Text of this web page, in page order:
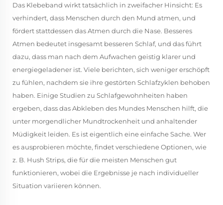
Das Klebeband wirkt tatsächlich in zweifacher Hinsicht: Es
verhindert, dass Menschen durch den Mund atmen, und
fördert stattdessen das Atmen durch die Nase. Besseres
Atmen bedeutet insgesamt besseren Schlaf, und das führt
dazu, dass man nach dem Aufwachen geistig klarer und
energiegeladener ist. Viele berichten, sich weniger erschöpft
zu fühlen, nachdem sie ihre gestörten Schlafzyklen behoben
haben. Einige Studien zu Schlafgewohnheiten haben
ergeben, dass das Abkleben des Mundes Menschen hilft, die
unter morgendlicher Mundtrockenheit und anhaltender
Müdigkeit leiden. Es ist eigentlich eine einfache Sache. Wer
es ausprobieren möchte, findet verschiedene Optionen, wie
z. B. Hush Strips, die für die meisten Menschen gut
funktionieren, wobei die Ergebnisse je nach individueller
Situation variieren können.